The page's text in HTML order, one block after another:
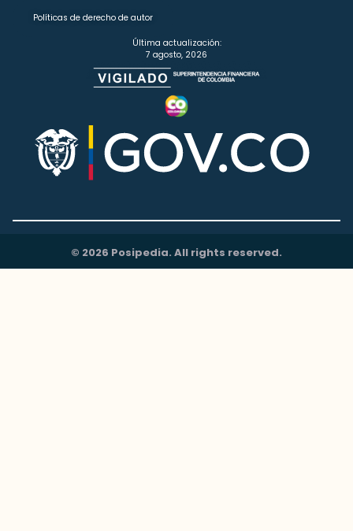
Políticas de derecho de autor
Última actualización:
7 agosto, 2026
© 2026 Posipedia. All rights reserved.